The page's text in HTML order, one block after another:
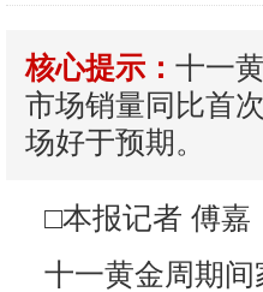
核心提示： 十一
市场销量同比首
场好于预期。
□本报记者 傅嘉
十一黄金周期